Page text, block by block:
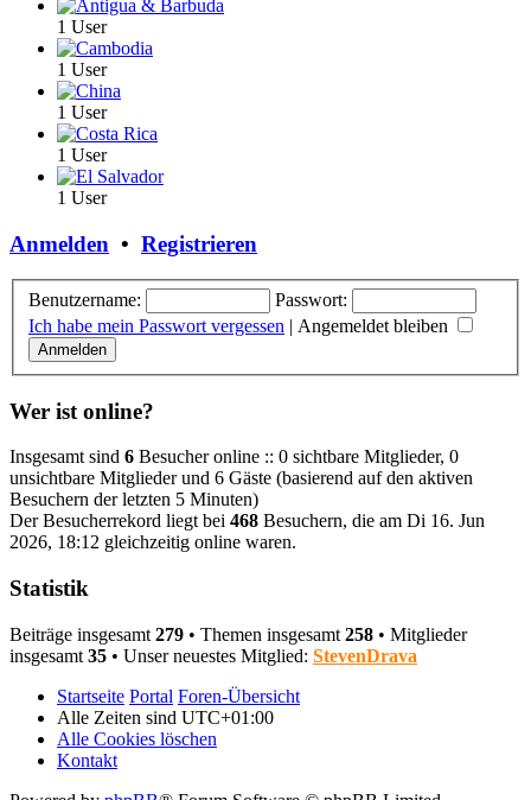
1 User
1 User
1 User
1 User
1 User
Anmelden • Registrieren
Benutzername:
Passwort:
Ich habe mein Passwort vergessen | Angemeldet bleiben
Wer ist online?
Insgesamt sind 6 Besucher online :: 0 sichtbare Mitglieder, 0
unsichtbare Mitglieder und 6 Gäste (basierend auf den aktiven
Besuchern der letzten 5 Minuten)
Der Besucherrekord liegt bei 468 Besuchern, die am Di 16. Jun
2026, 18:12 gleichzeitig online waren.
Statistik
Beiträge insgesamt 279 • Themen insgesamt 258 • Mitglieder
insgesamt 35 • Unser neuestes Mitglied: StevenDrava
Startseite Portal Foren-Übersicht
Alle Zeiten sind UTC+01:00
Alle Cookies löschen
Kontakt